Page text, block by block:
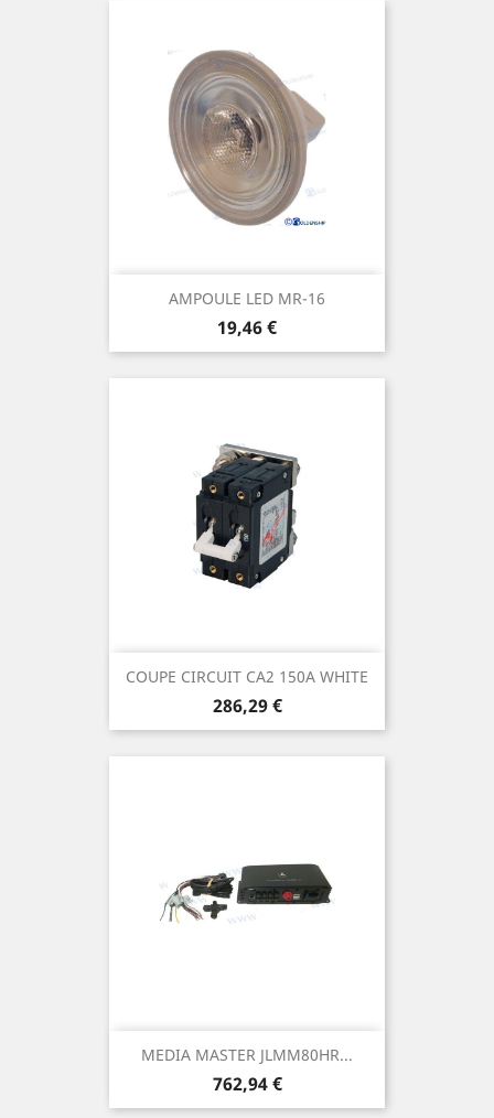
AMPOULE LED MR-16
Prix
19,46 €
COUPE CIRCUIT CA2 150A WHITE
Prix
286,29 €
MEDIA MASTER JLMM80HR...
Prix
762,94 €